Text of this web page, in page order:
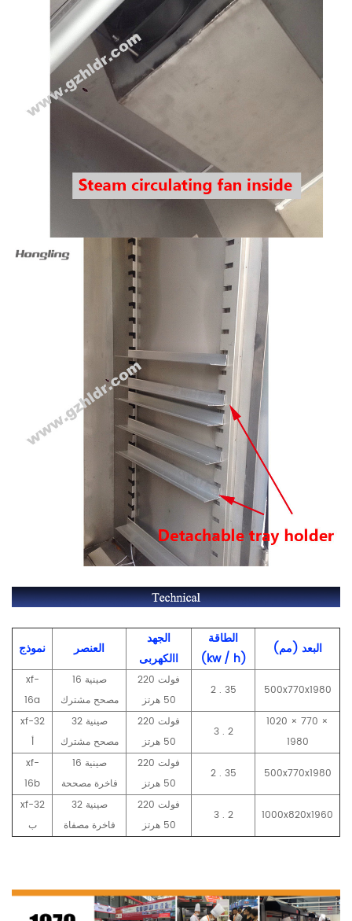
نموذج العنصر
الجهد
االكهربى
الطاقة
(kw / h)
البعد (مم)
xf-
16a
16 صينية
مصحح مشترك
220 فولت
50 هرتز
2 . 35 500x770x1980
xf-32
أ
32 صينية
مصحح مشترك
220 فولت
50 هرتز
3 . 2
1020 × 770 ×
1980
xf-
16b
16 صينية
فاخرة مصححة
220 فولت
50 هرتز
2 . 35 500x770x1980
xf-32
ب
32 صينية
فاخرة مصفاة
220 فولت
50 هرتز
3 . 2 1000x820x1960